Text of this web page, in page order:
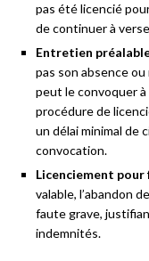
pas été licencié
de continuer à
Entretien
pas son absence
peut le convoquer
procédure de
un délai minimal de
convocation.
Licenciement pour
valable, l’abandon
faute grave,
indemnités.